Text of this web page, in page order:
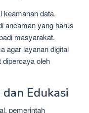
keamanan data.
ancaman yang harus
masyarakat.
agar layanan digital
dipercaya oleh
Edukasi
pemerintah